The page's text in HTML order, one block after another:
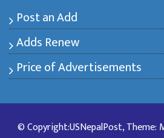
Post an Add
Adds Renew
Price of Advertisements
© Copyright:USNepalPost, Theme: